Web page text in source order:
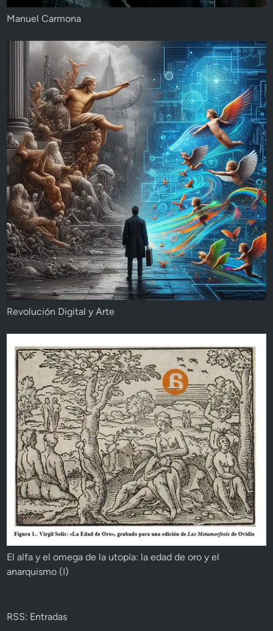
Manuel Carmona
Revolución Digital y Arte
El alfa y el omega de la utopía: la edad de oro y el
anarquismo (I)
RSS: Entradas